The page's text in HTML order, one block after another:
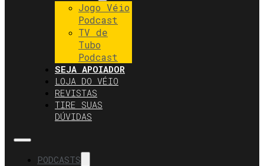
Jogo Véio
Podcast
TV de
Tubo
Podcast
SEJA APOIADOR
LOJA DO VÉIO
REVISTAS
TIRE SUAS
DÚVIDAS
PODCASTS